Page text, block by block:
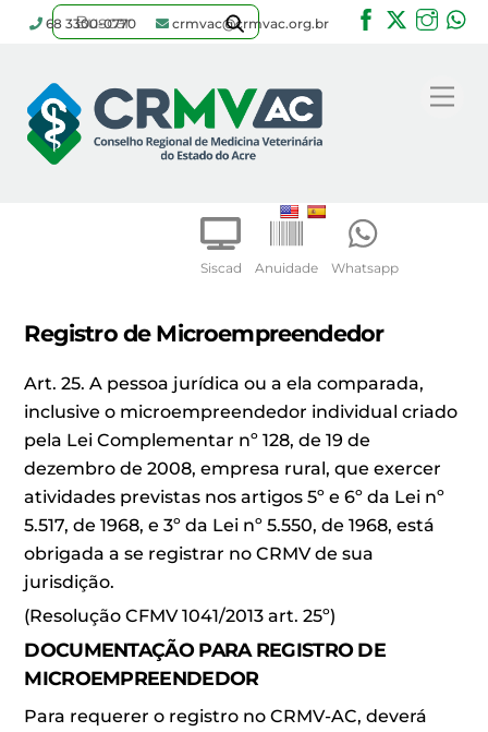
content
Siscad Anuidade Whatsapp
68 3300-0770 crmvac@crmvac.org.br
Facebook
Twitter
Registro de Microempreendedor
Art. 25. A pessoa jurídica ou a ela comparada,
inclusive o microempreendedor individual criado
pela Lei Complementar nº 128, de 19 de
dezembro de 2008, empresa rural, que exercer
atividades previstas nos artigos 5º e 6º da Lei nº
5.517, de 1968, e 3º da Lei nº 5.550, de 1968, está
obrigada a se registrar no CRMV de sua
jurisdição.
(Resolução CFMV 1041/2013 art. 25º)
DOCUMENTAÇÃO PARA REGISTRO DE
MICROEMPREENDEDOR
Para requerer o registro no CRMV-AC, deverá